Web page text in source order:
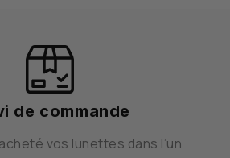
de commande
vos lunettes dans l’un